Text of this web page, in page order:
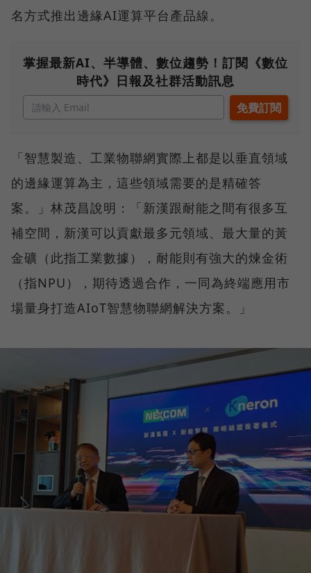
名方式推出邊緣AI運算平台產品線。
掌握最新AI、半導體、數位趨勢！訂閱《數位
時代》日報及社群活動訊息
「智慧製造、工業物聯網實際上都是以垂直領域
的邊緣運算為主，這些領域需要的是精確答
案。」林茂昌說明：「新漢跟耐能之間有很多互
補空間，新漢可以貢獻最多元領域、最大量的黃
金礦（此指工業數據），耐能則有強大的煉金術
（指NPU），期待透過合作，一同為終端應用市
場量身打造AIoT智慧物聯網解決方案。」